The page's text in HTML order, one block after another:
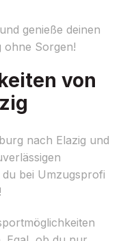
genieße deinen
ohne Sorgen!
von
nach Elazig und
bei Umzugsprofi